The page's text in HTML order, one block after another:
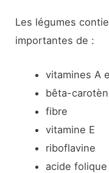
Les légumes
importantes de :
vitamines A
bêta-
fibre
vitamine E
riboflavine
acide folique